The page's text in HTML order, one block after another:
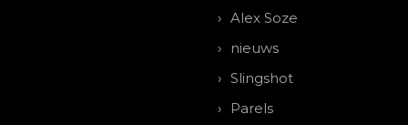
Alex Soze
nieuws
Slingshot
Parels